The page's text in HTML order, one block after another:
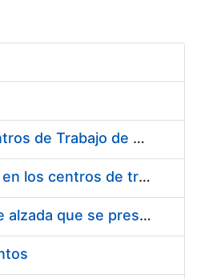
Suministro de Protectores Auditivos a medida para las personas trabajadoras de los Centros de Trabajo de Madrid y Burgos
Suministro de gafas graduadas antiproyecciones para los trabajadores de la FNMT-RCM en los centros de trabajo de Madrid y Burgos
Servicios de una empresa externa para el asesoramiento y resolución de los recursos de alzada que se presentan relacionados con procesos de selección para la FNMT-RCM